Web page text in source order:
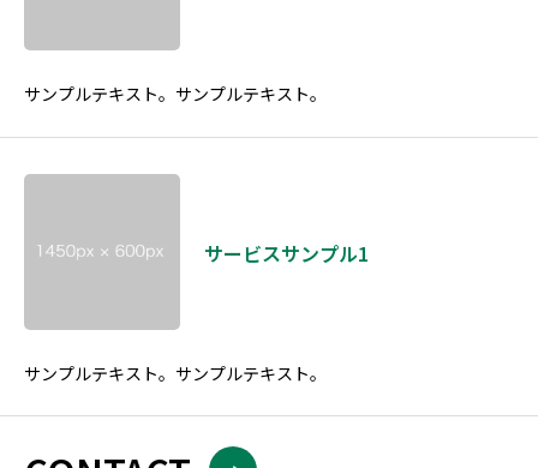
サンプルテキスト。サンプルテキスト。
サービスサンプル1
サンプルテキスト。サンプルテキスト。